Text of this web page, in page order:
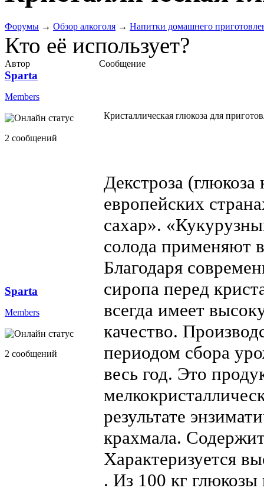
Форумы → Обзор алкоголя → Напитки домашнего
Кто её использует?
Автор Сообщение
Sparta
Members
2 сообщений
Кристаллическая глюкоза для
Sparta
Members
2 сообщений
Декстроза
европейских
сахар».
солода применяют
Благодаря
сиропа перед
всегда имеет
качество.
периодом сбора
весь год. Это
результате
крахмала.
Характеризуется
. Из 100 кг